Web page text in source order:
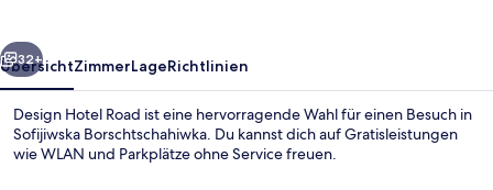
Weiter
32+
ÜbersichtZimmerLageRichtlinien
Design Hotel Road ist eine hervorragende Wahl für einen Besuch in
Sofijiwska Borschtschahiwka. Du kannst dich auf Gratisleistungen
wie WLAN und Parkplätze ohne Service freuen.